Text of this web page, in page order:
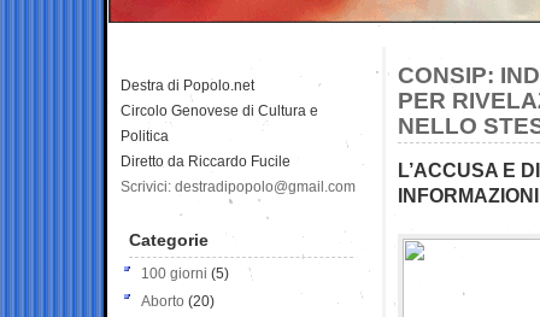
CONSIP:
PER
NELLO
L’ACCUSA E
Destra di Popolo.net
Circolo Genovese di Cultura e
Politica
Diretto da Riccardo Fucile
Scrivici: destradipopolo@gmail.com
Categorie
100 giorni (5)
Aborto (20)